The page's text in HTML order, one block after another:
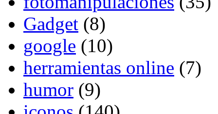
Gadget (8)
google (10)
herramientas online (7)
humor (9)